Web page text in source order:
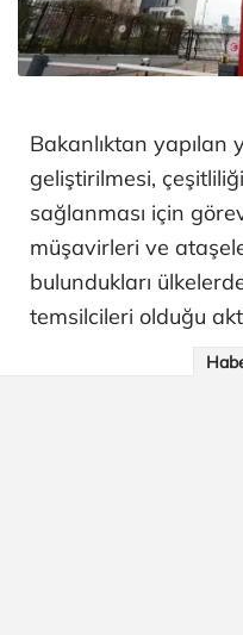
Bakanlıktan yapılan
geliştirilmesi,
sağlanması için
müşavirleri ve
bulundukları
temsilcileri olduğu